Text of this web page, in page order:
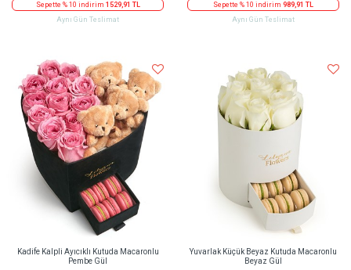
Sepette % 10 indirim 1529,91 TL
Aynı Gün Teslimat
Sepette % 10 indirim 989,91 TL
Aynı Gün Teslimat
Kadife Kalpli Ayıcıklı Kutuda Macaronlu
Pembe Gül
Yuvarlak Küçük Beyaz Kutuda Macaronlu
Beyaz Gül